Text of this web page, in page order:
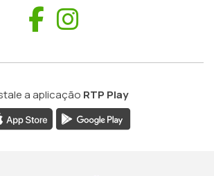
Facebook
a aplicação RTP Play